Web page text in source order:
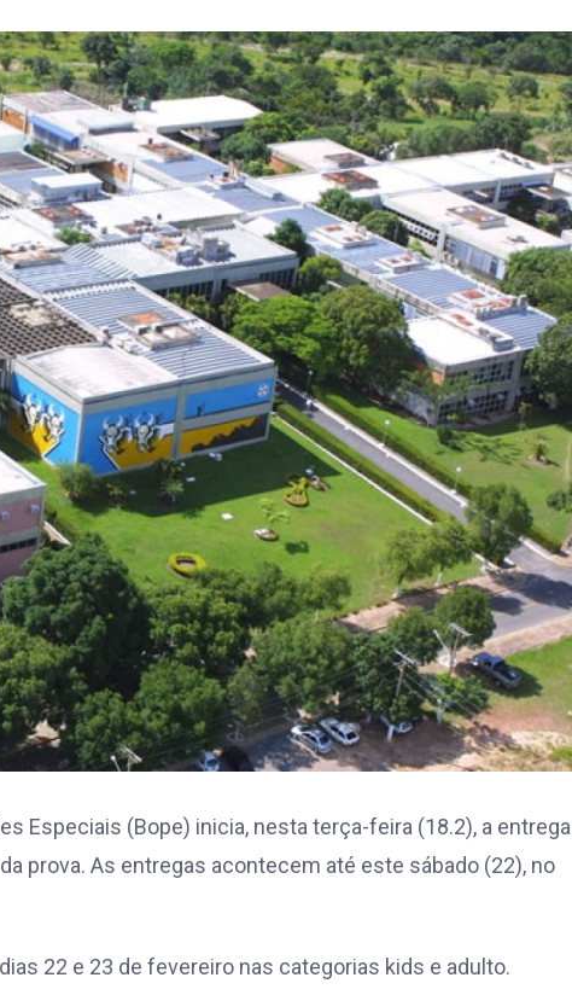
Especiais (Bope) inicia, nesta terça-feira (18.2), a
prova. As entregas acontecem até este sábado (22), no
22 e 23 de fevereiro nas categorias kids e adulto.